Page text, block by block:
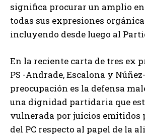
significa procurar un amplio
todas sus expresiones
incluyendo desde luego al
En la reciente carta de tres ex
PS -Andrade, Escalona y
preocupación es la defensa
una dignidad partidaria que
vulnerada por juicios emitidos
del PC respecto al papel de la